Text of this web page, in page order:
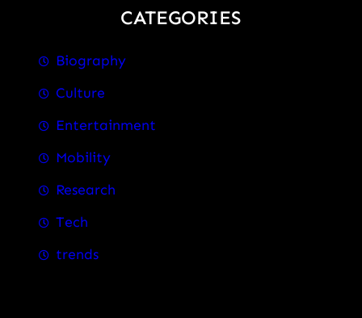
CATEGORIES
Biography
Culture
Entertainment
Mobility
Research
Tech
trends